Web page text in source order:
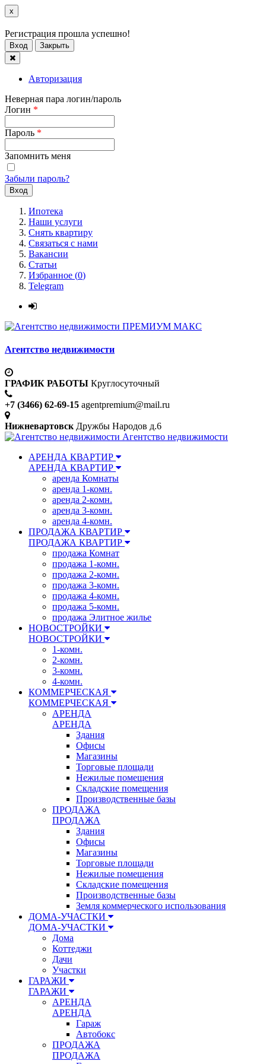
x
Регистрация прошла успешно!
Вход Закрыть
Авторизация
Неверная пара логин/пароль
Логин *
Пароль *
Запомнить меня
Забыли пароль?
Ипотека
Наши услуги
Снять квартиру
Связаться с нами
Вакансии
Статьи
Избранное (0)
Telegram
ПРЕМИУМ МАКС
Агентство недвижимости
ГРАФИК РАБОТЫ Круглосуточный
+7 (3466) 62-69-15 agentpremium@mail.ru
Нижневартовск Дружбы Народов д.6
Агентство недвижимости
АРЕНДА КВАРТИР
АРЕНДА КВАРТИР
аренда Комнаты
аренда 1-комн.
аренда 2-комн.
аренда 3-комн.
аренда 4-комн.
ПРОДАЖА КВАРТИР
ПРОДАЖА КВАРТИР
продажа Комнат
продажа 1-комн.
продажа 2-комн.
продажа 3-комн.
продажа 4-комн.
продажа 5-комн.
продажа Элитное жилье
НОВОСТРОЙКИ
НОВОСТРОЙКИ
1-комн.
2-комн.
3-комн.
4-комн.
КОММЕРЧЕСКАЯ
КОММЕРЧЕСКАЯ
АРЕНДА
АРЕНДА
Здания
Офисы
Магазины
Торговые площади
Нежилые помещения
Складские помещения
Производственные базы
ПРОДАЖА
ПРОДАЖА
Здания
Офисы
Магазины
Торговые площади
Нежилые помещения
Складские помещения
Производственные базы
Земля коммерческого использования
ДОМА-УЧАСТКИ
ДОМА-УЧАСТКИ
Дома
Коттеджи
Дачи
Участки
ГАРАЖИ
ГАРАЖИ
АРЕНДА
АРЕНДА
Гараж
Автобокс
ПРОДАЖА
ПРОДАЖА